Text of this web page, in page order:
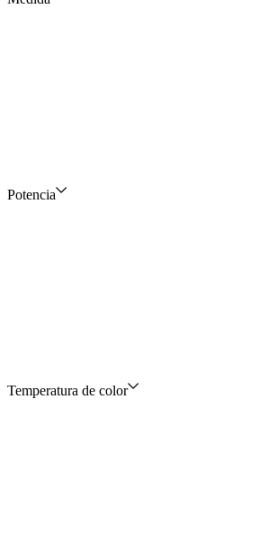
Potencia
Temperatura de color